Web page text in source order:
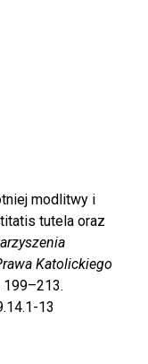
modlitwy i
tutela oraz
Katolickiego
199–213.
13